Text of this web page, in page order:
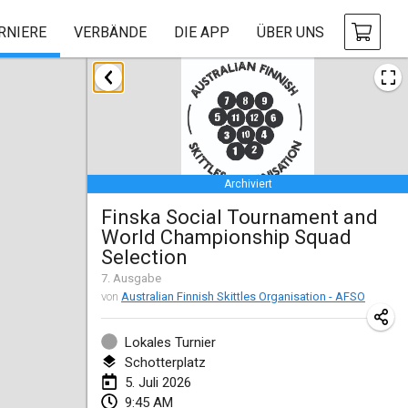
VERBÄNDE DIE APP ÜBER UNS
Archiviert
Finska Social Tournament and
World Championship Squad
Selection
7 . Ausgabe
von Australian Finnish Skittles Organisation - AFSO
Lokales Turnier
Schotterplatz
5. Juli 2026
9:45 AM
Januar 2026
Tournoi de la bonne année
10. Jan. 2026 |Frankreich
Open de Boulay Triplette
17. Jan. 2026 |Frankreich
ABGESAGT
Concours de Honnelles
18. Jan. 2026
Tournoi de Mölkky - Lesfous Dubâtonvaigeois
31. Jan. 2026
Februar 2026